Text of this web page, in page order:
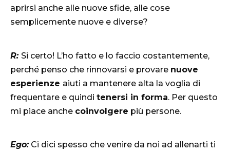
aprirsi anche alle nuove sfide, alle cose
semplicemente nuove e diverse?
R: Si certo! L’ho fatto e lo faccio costantemente,
perché penso che rinnovarsi e provare nuove
esperienze aiuti a mantenere alta la voglia di
frequentare e quindi tenersi in forma. Per questo
mi piace anche coinvolgere più persone.
Ego:Ci dici spesso che venire da noi ad allenarti ti